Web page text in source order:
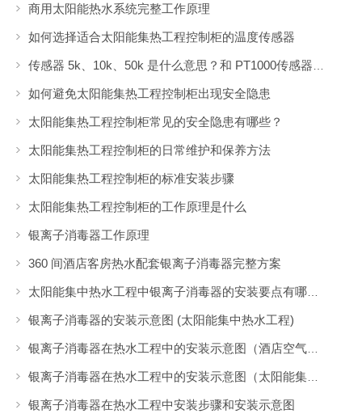
商用太阳能热水系统完整工作原理
如何选择适合太阳能集热工程控制柜的温度传感器
如何避免太阳能集热工程控制柜出现安全隐患
太阳能集热工程控制柜常见的安全隐患有哪些？
太阳能集热工程控制柜的日常维护和保养方法
太阳能集热工程控制柜的标准安装步骤
太阳能集热工程控制柜的工作原理是什么
银离子消毒器工作原理
360 间酒店客房热水配套银离子消毒器完整方案
银离子消毒器的安装示意图 (太阳能集中热水工程)
银离子消毒器在热水工程中安装步骤和安装示意图